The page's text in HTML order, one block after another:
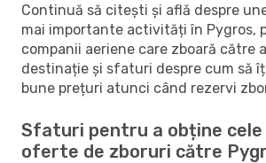
Continuă să citești și află despre
mai importante activități în Pygros,
companii aeriene care zboară către
destinație și sfaturi despre cum să
bune prețuri atunci când rezervi
Sfaturi pentru a obține cele
oferte de zboruri către